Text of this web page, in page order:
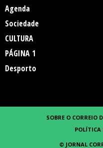
Agenda
Sociedade
CULTURA
PÁGINA 1
Desporto
SOBRE O CORREIO
POLÍTICA
© JORNAL